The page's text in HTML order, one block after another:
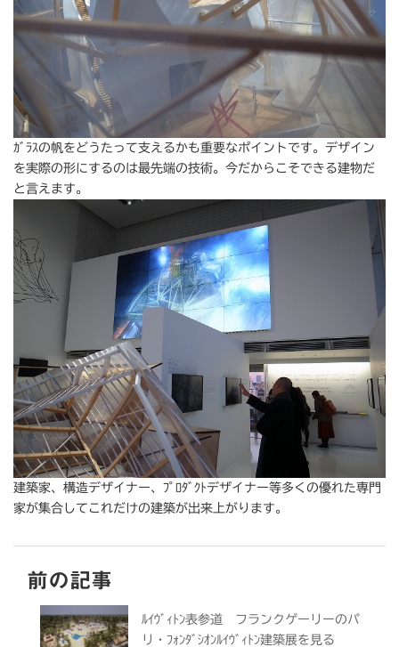
ｶﾞﾗｽの帆をどうたって支えるかも重要なポイントです。デザイン
を実際の形にするのは最先端の技術。今だからこそできる建物だ
と言えます。
建築家、構造デザイナー、ﾌﾟﾛﾀﾞｸﾄデザイナー等多くの優れた専門
家が集合してこれだけの建築が出来上がります。
前の記事
ﾙｲｳﾞｨﾄﾝ表参道 フランクゲーリーのパ
リ・ﾌｫﾝﾀﾞｼｵﾝﾙｲｳﾞｨﾄﾝ建築展を見る